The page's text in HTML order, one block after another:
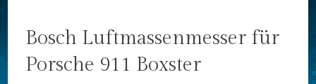
Bosch Luftmassenmesser für
Porsche 911 Boxster